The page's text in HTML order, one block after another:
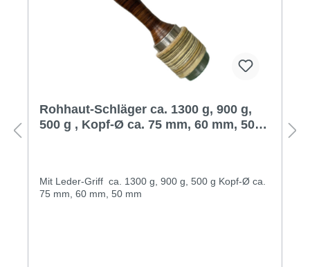
Rohhaut-Schläger ca. 1300 g, 900 g,
500 g , Kopf-Ø ca. 75 mm, 60 mm, 50
Mit Leder-Griff ca. 1300 g, 900 g, 500 g Kopf-Ø ca.
75 mm, 60 mm, 50 mm